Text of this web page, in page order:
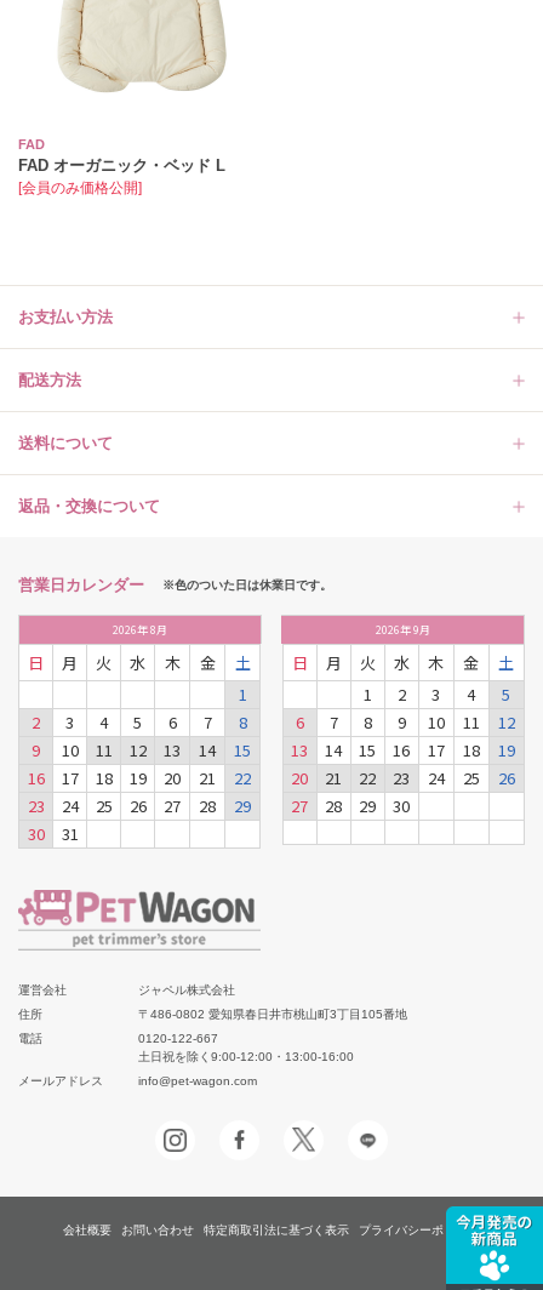
FAD
FAD オーガニック・ベッド L
[会員のみ価格公開]
お支払い方法
配送方法
送料について
返品・交換について
営業日カレンダー ※色のついた日は休業日です。
2026年8月
日 月 火 水 木 金
土
1
2
3 4 5 6 7
8
9
10 11 12 13 14
15
16
17 18 19 20 21
22
23
24 25 26 27 28
29
30
31
2026年9月
日 月 火 水 木 金
土
1
2 3 4
5
6
7 8 9 10 11
12
13
14 15 16 17 18
19
20
21 22 23 24 25
26
27
28 29 30
運営会社
ジャペル株式会社
住所
〒486-0802 愛知県春日井市桃山町3丁目105番地
電話
0120-122-667
土日祝を除く9:00-12:00・13:00-16:00
メールアドレス
info@pet-wagon.com
会社概要 お問い合わせ 特定商取引法に基づく表示 プライバシーポリシー